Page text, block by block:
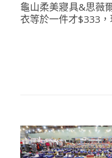
龜山柔美寢具&思薇
衣等於一件才$333